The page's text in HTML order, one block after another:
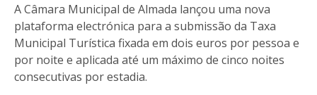
A Câmara Municipal de Almada lançou uma nova
plataforma electrónica para a submissão da Taxa
Municipal Turística fixada em dois euros por pessoa e
por noite e aplicada até um máximo de cinco noites
consecutivas por estadia.